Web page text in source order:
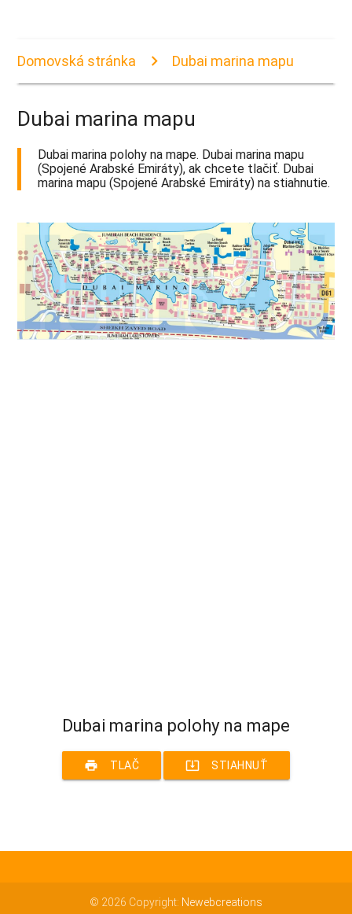
Domovská stránka Dubai marina mapu
Dubai marina mapu
Dubai marina polohy na mape. Dubai marina mapu
(Spojené Arabské Emiráty), ak chcete tlačiť. Dubai
marina mapu (Spojené Arabské Emiráty) na stiahnutie.
Dubai marina polohy na mape
print TLAČ system_update_alt STIAHNUŤ
© 2026 Copyright: Newebcreations